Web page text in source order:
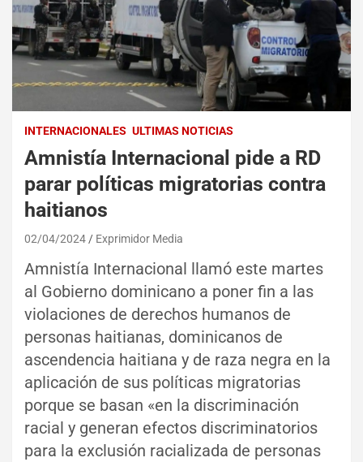
INTERNACIONALES ULTIMAS NOTICIAS
Amnistía Internacional pide a RD
parar políticas migratorias contra
haitianos
02/04/2024 Exprimidor Media
Amnistía Internacional llamó este martes
al Gobierno dominicano a poner fin a las
violaciones de derechos humanos de
personas haitianas, dominicanos de
ascendencia haitiana y de raza negra en la
aplicación de sus políticas migratorias
porque se basan «en la discriminación
racial y generan efectos discriminatorios
para la exclusión racializada de personas